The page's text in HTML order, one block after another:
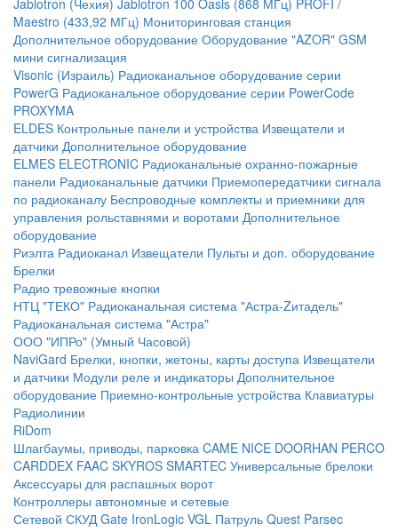
Jablotron (Чехия) Jablotron 100 Oasis (868 МГц) PROFI /
Maestro (433,92 МГц) Мониторинговая станция
Дополнительное оборудование Оборудование "AZOR" GSM
мини сигнализация
Visonic (Израиль) Радиоканальное оборудование серии
PowerG Радиоканальное оборудование серии PowerCode
PROXYMA
ELDES Контрольные панели и устройства Извещатели и
датчики Дополнительное оборудование
ELMES ELECTRONIC Радиоканальные охранно-пожарные
панели Радиоканальные датчики Приемопередатчики сигнала
по радиоканалу Беспроводные комплекты и приемники для
управления рольставнями и воротами Дополнительное
оборудование
Риэлта Радиоканал Извещатели Пульты и доп. оборудование
Брелки
Радио тревожные кнопки
НТЦ "ТЕКО" Радиоканальная система "Астра-Zитадель"
Радиоканальная система "Астра"
ООО "ИПРо" (Умный Часовой)
NaviGard Брелки, кнопки, жетоны, карты доступа Извещатели
и датчики Модули реле и индикаторы Дополнительное
оборудование Приемно-контрольные устройства Клавиатуры
Радиолинии
RiDom
Шлагбаумы, приводы, парковка CAME NICE DOORHAN PERCO
CARDDEX FAAC SKYROS SMARTEC Универсальные брелоки
Аксессуары для распашных ворот
Контроллеры автономные и сетевые
Сетевой СКУД Gate IronLogic VGL Патруль Quest Parsec